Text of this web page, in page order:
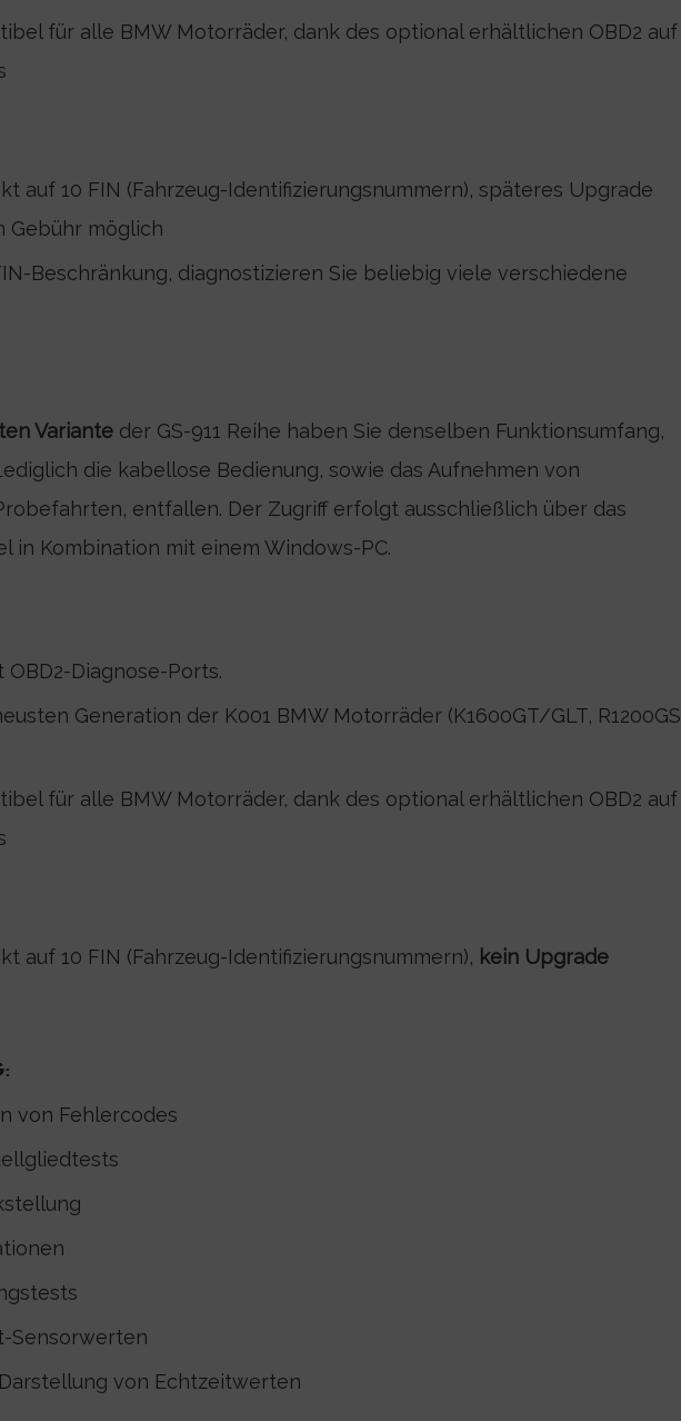
für alle BMW Motorräder, dank des optional erhältlichen OBD2 auf
auf 10 FIN (Fahrzeug-Identifizierungsnummern), späteres Upgrade
Gebühr möglich
Beschränkung, diagnostizieren Sie beliebig viele verschiedene
Variante der GS-911 Reihe haben Sie denselben Funktionsumfang,
die kabellose Bedienung, sowie das Aufnehmen von
entfallen. Der Zugriff erfolgt ausschließlich über das
in Kombination mit einem Windows-PC.
Diagnose-Ports.
Generation der K001 BMW Motorräder (K1600GT/GLT, R1200GS
für alle BMW Motorräder, dank des optional erhältlichen OBD2 auf
auf 10 FIN (Fahrzeug-Identifizierungsnummern), kein Upgrade
von Fehlercodes
Sensorwerten
von Echtzeitwerten